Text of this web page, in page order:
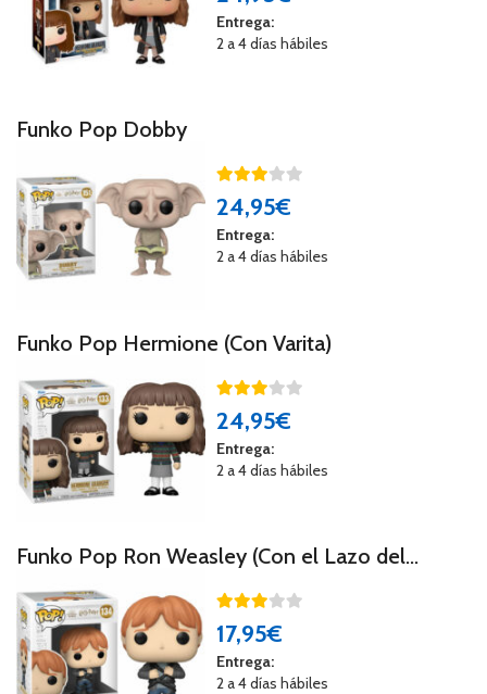
Entrega:
2 a 4 días hábiles
Funko Pop Dobby
24,95€
Entrega:
2 a 4 días hábiles
Funko Pop Hermione (Con Varita)
24,95€
Entrega:
2 a 4 días hábiles
Funko Pop Ron Weasley (Con el Lazo del
17,95€
Entrega:
2 a 4 días hábiles